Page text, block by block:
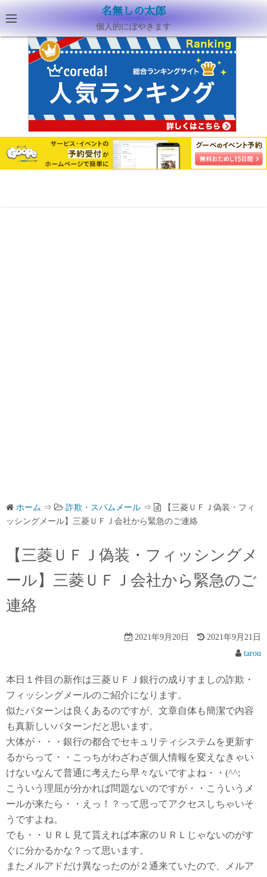
名無しの太郎
個人的にぼやきます
ホーム ⇒ 詐欺・スパムメール ⇒
【三菱ＵＦＪ偽装・フィ
ッシングメール】三菱ＵＦＪ会社から緊急のご連絡
【三菱ＵＦＪ偽装・フィッシングメ
ール】三菱ＵＦＪ会社から緊急のご
連絡
2021年9月20日
2021年9月21日
tarou
本日１件目の新作は三菱ＵＦＪ銀行の成りすましの詐欺・
フィッシングメールのご紹介になります。
似たパターンは良くあるのですが、文章自体も簡潔で内容
も真新しいパターンだと思います。
大体が・・・銀行の都合でセキュリティシステムを更新す
るからって・・こっちがわざわざ個人情報を変えなきゃい
けないなんて普通に考えたら早々ないですよね・・(^^;
こういう理屈が分かれば問題ないのですが・・こういうメ
ールが来たら・・えっ！？って思ってアクセスしちゃいそ
うですよね。
でも・・ＵＲＬ見て貰えれば本家のＵＲＬじゃないのがす
ぐに分かるかな？って思います。
またメルアドだけ異なったのが２通来ていたので、メルア